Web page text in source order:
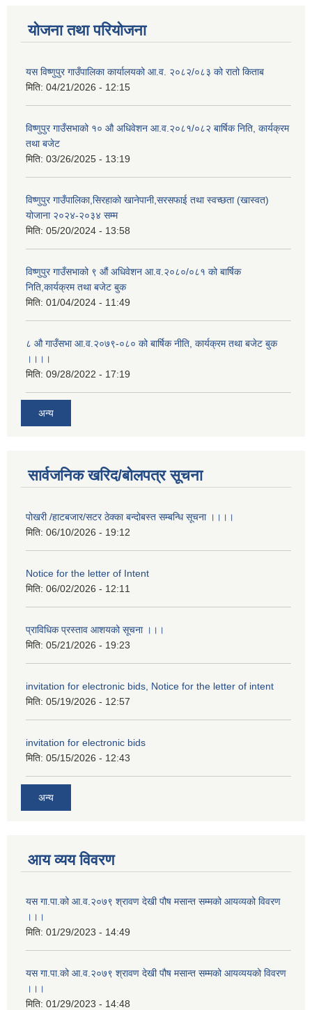
योजना तथा परियोजना
यस विष्णुपुर गाउँपालिका कार्यालयको आ.व. २०८२/०८३ को रातो किताब
मिति: 04/21/2026 - 12:15
विष्णुपुर गाउँसभाको १० औ अधिवेशन आ.व.२०८१/०८२ बार्षिक निति, कार्यक्रम
तथा बजेट
मिति: 03/26/2025 - 13:19
विष्णुपुर गाउँपालिका,सिरहाको खानेपानी,सरसफाई तथा स्वच्छता (खास्वत)
योजाना २०२४-२०३४ सम्म
मिति: 05/20/2024 - 13:58
विष्णुपुर गाउँसभाको ९ औं अधिवेशन आ.व.२०८०/०८१ को बार्षिक
निति,कार्यक्रम तथा बजेट बुक
मिति: 01/04/2024 - 11:49
८ औ गाउँसभा आ.व.२०७९-०८० को बार्षिक नीति, कार्यक्रम तथा बजेट बुक
।।।।
मिति: 09/28/2022 - 17:19
अन्य
सार्वजनिक खरिद/बोलपत्र सूचना
पोखरी /हाटबजार/सटर ठेक्का बन्दोबस्त सम्बन्धि सूचना ।।।।
मिति: 06/10/2026 - 19:12
Notice for the letter of Intent
मिति: 06/02/2026 - 12:11
प्राविधिक प्रस्ताव आशयको सूचना ।।।
मिति: 05/21/2026 - 19:23
invitation for electronic bids, Notice for the letter of intent
मिति: 05/19/2026 - 12:57
invitation for electronic bids
मिति: 05/15/2026 - 12:43
अन्य
आय व्यय विवरण
यस गा.पा.को आ.व.२०७९ श्रावण देखी पौष मसान्त सम्मको आयव्यको विवरण
।।।
मिति: 01/29/2023 - 14:49
यस गा.पा.को आ.व.२०७९ श्रावण देखी पौष मसान्त सम्मको आयव्ययको विवरण
।।।
मिति: 01/29/2023 - 14:48